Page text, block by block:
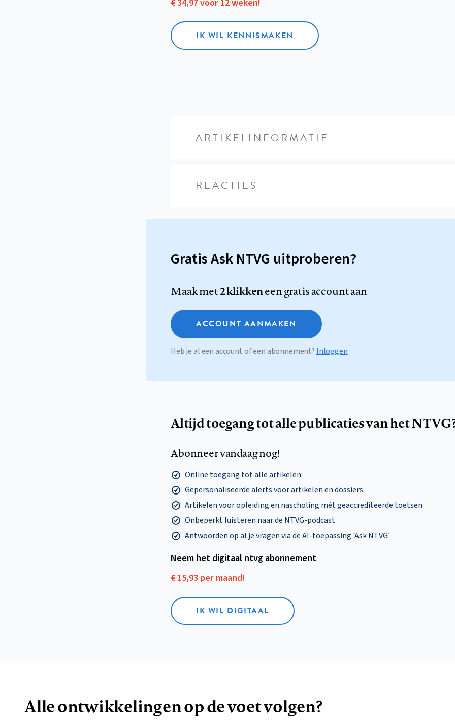
€ 34,97 voor 12 weken!
IK WIL KENNISMAKEN
ARTIKELINFORMATIE
REACTIES
Gratis Ask NTVG uitproberen?
Maak met2 klikkeneen gratis account aan
ACCOUNT AANMAKEN
Heb je al een account of een abonnement? Inloggen
Altijd toegang tot alle publicaties van het
Abonneer vandaag nog!
Online toegang tot alle artikelen
Gepersonaliseerde alerts voor artikelen en dossiers
Artikelen voor opleiding en nascholing mét geaccrediteerde toetsen
Onbeperkt luisteren naar de NTVG-podcast
Antwoorden op al je vragen via de AI-toepassing 'Ask NTVG'
Neem het digitaal ntvg abonnement
€ 15,93 per maand!
IK WIL DIGITAAL
Alle ontwikkelingen op de voet volgen?